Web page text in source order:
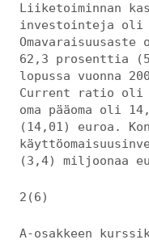
Liiketoiminnan
investointeja oli
Omavaraisuusaste
62,3 prosenttia
lopussa vuonna
Current ratio oli
oma pääoma oli
(14,01) euroa.
(3,4) miljoonaa
2(6)
A-osakkeen